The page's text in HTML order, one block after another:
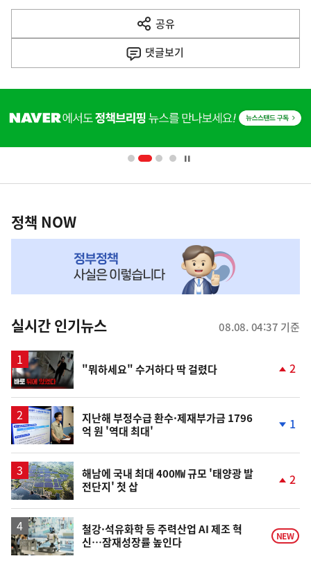
다
음
공유
열
기
댓글보기
단
영
책
NOW,
뉴
스
정책 NOW
실시간 인기뉴스 08.08. 04:37 기준
영
상
"뭐하세요" 수거하다 딱 걸렸다
상
2
지난해 부정수급 환수·제재부가금 1796
억 원 '역대 최대'
하
1
해남에 국내 최대 400㎿ 규모 '태양광 발
전단지' 첫 삽
상
승
2
철강·석유화학 등 주력산업 AI 제조 혁
신…잠재성장률 높인다
NEW